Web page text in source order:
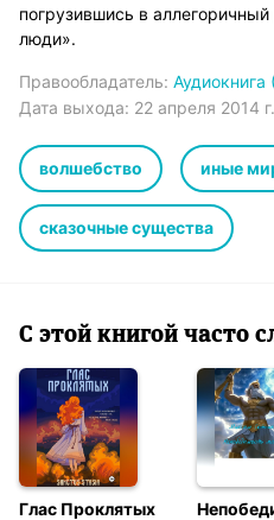
погрузившись в
люди».
Правообладатель: Аудиокнига
Дата выхода: 22 апреля 2014 г.
волшебство иные
сказочные существа
С этой книгой часто
Глас Проклятых